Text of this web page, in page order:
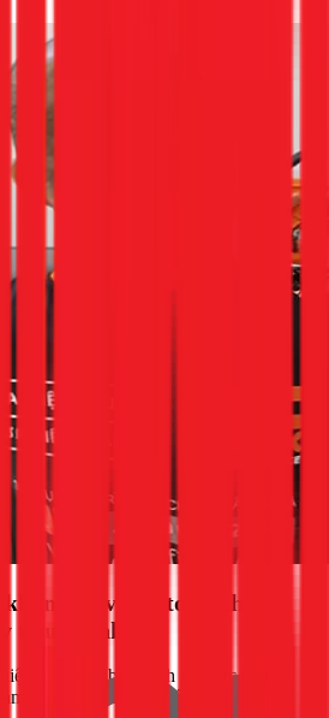
cấp và an toàn khi
trung tính
trên, hãy bình tĩnh và thực hiện
bảo an toàn tuyệt đối: